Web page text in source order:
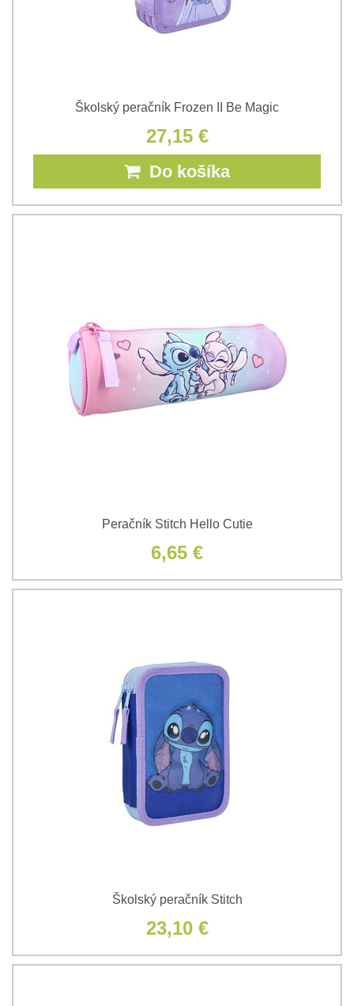
Školský peračník Frozen II Be Magic
27,15 €
Do košíka
Peračník Stitch Hello Cutie
6,65 €
Školský peračník Stitch
23,10 €